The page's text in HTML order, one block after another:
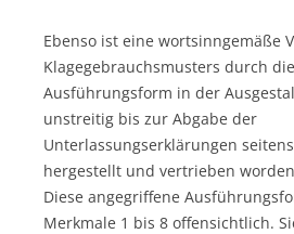
Ebenso ist eine wortsinngemäße
Klagegebrauchsmusters durch
Ausführungsform in der
unstreitig bis zur Abgabe der
Unterlassungserklärungen
hergestellt und vertrieben
Diese angegriffene
Merkmale 1 bis 8 offensichtlich.